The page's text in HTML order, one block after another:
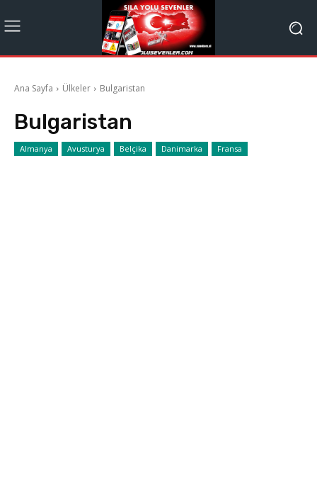
Ana Sayfa Ülkeler Bulgaristan
Bulgaristan
Almanya Avusturya Belçika Danimarka Fransa